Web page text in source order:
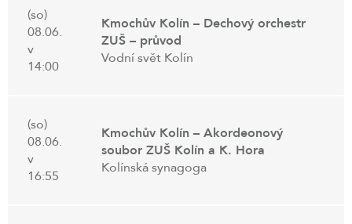
(so)
08.06.
v
14:00
Kmochův Kolín – Dechový orchestr
ZUŠ – průvod
Vodní svět Kolín
(so)
08.06.
v
16:55
Kmochův Kolín – Akordeonový
soubor ZUŠ Kolín a K. Hora
Kolínská synagoga